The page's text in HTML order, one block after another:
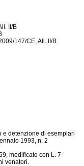
II/B
147/CE, All. II/B
e detenzione di esemplari
1993, n. 2
modificato con L. 7
venatori.